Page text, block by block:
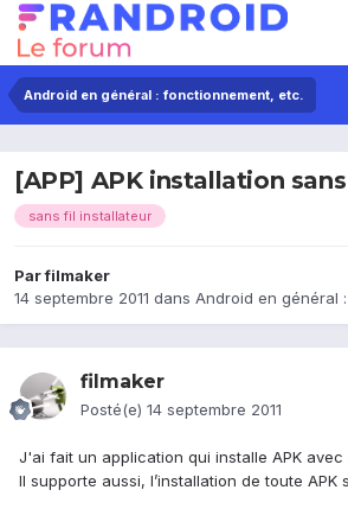
Android en général : fonctionnement, etc.
[APP] APK installation
sans fil installateur
Parfilmaker
14 septembre 2011 dans Android en général
filmaker
Posté(e) 14 septembre 2011
J'ai fait un application qui installe APK
Il supporte aussi, l’installation de toute APK